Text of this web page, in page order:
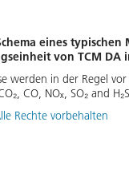
eines
von TCM DA
werden in der Regel
CO, NOₓ, SO₂ and
Rechte vorbehalten